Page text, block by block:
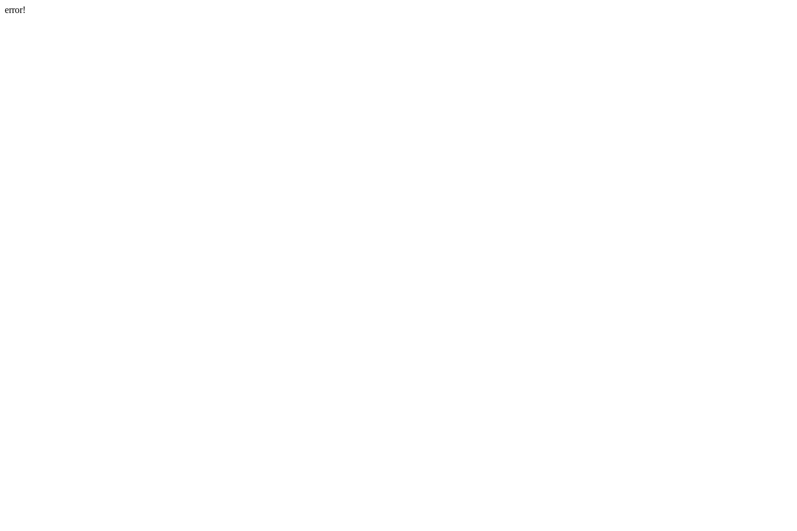
error!